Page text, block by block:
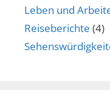
Leben und
Reiseberichte (4)